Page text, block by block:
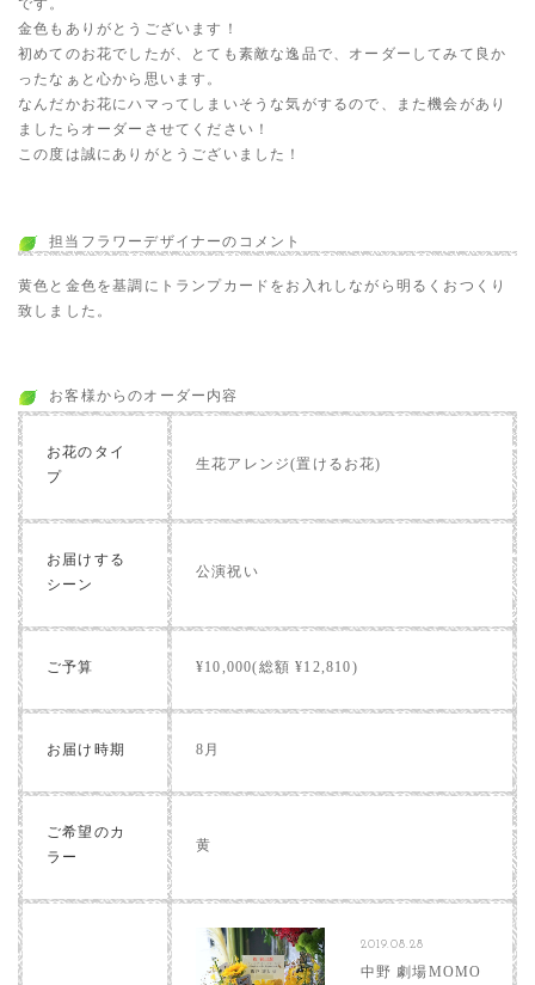
です。
金色もありがとうございます！
初めてのお花でしたが、とても素敵な逸品で、オーダーしてみて良か
ったなぁと心から思います。
なんだかお花にハマってしまいそうな気がするので、また機会があり
ましたらオーダーさせてください！
この度は誠にありがとうございました！
担当フラワーデザイナーのコメント
黄色と金色を基調にトランプカードをお入れしながら明るくおつくり
致しました。
お客様からのオーダー内容
お花のタイ
プ
生花アレンジ(置けるお花)
お届けする
シーン
公演祝い
ご予算 ¥10,000(総額 ¥12,810)
お届け時期 8月
ご希望のカ
ラー
黄
2019.08.28
中野 劇場MOMO